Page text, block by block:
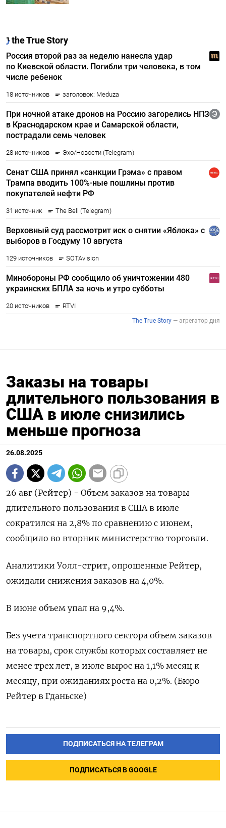
Заказы на товары
длительного пользования в
США в июле снизились
меньше прогноза
26.08.2025
26 авг (Рейтер) - Объем заказов на товары
длительного пользования в США в июле
сократился на 2,8% по сравнению с июнем,
сообщило во вторник министерство торговли.
Аналитики Уолл-стрит, опрошенные Рейтер,
ожидали снижения заказов на 4,0%.
В июне объем упал на 9,4%.
Без учета транспортного сектора объем заказов
на товары, срок службы которых составляет не
менее трех лет, в июле вырос на 1,1% месяц к
месяцу, при ожиданиях роста на 0,2%. (Бюро
Рейтер в Гданьске)
ПОДПИСАТЬСЯ НА ТЕЛЕГРАМ
ПОДПИСАТЬСЯ В GOOGLE